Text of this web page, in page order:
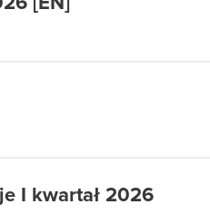
I kwartał 2026